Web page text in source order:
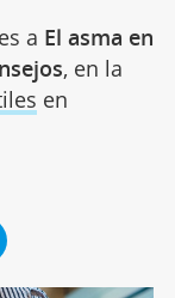
a El asma en
, en la
en